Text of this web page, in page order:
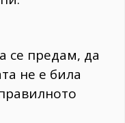
се предам, да
не е била